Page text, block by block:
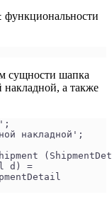
функциональности
сущности шапка
накладной, а также
накладной';
d) =